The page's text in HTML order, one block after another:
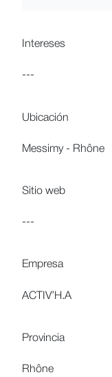
Intereses
---
Ubicación
Messimy - Rhône
Sitio web
---
Empresa
ACTIV’H.A
Provincia
Rhône